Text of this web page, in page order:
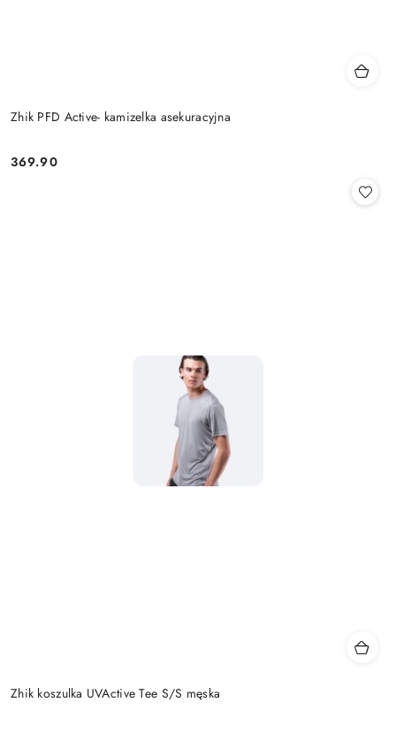
Zhik PFD Active- kamizelka asekuracyjna
Cena:
369.90
Zhik koszulka UVActive Tee S/S męska